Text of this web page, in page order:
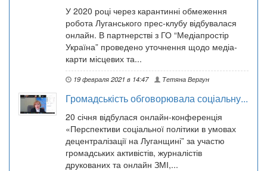
У 2020 році через карантинні обмеження
робота Луганського прес-клубу відбувалася
онлайн. В партнерстві з ГО “Медіапростір
Україна” проведено уточнення щодо медіа-
карти місцевих та...
19 февраля 2021 в 14:47 Тетяна Вергун
Громадськість обговорювала соціальну...
20 січня відбулася онлайн-конференція
«Перспективи соціальної політики в умовах
децентралізації на Луганщині” за участю
громадських активістів, журналістів
друкованих та онлайн ЗМІ,...